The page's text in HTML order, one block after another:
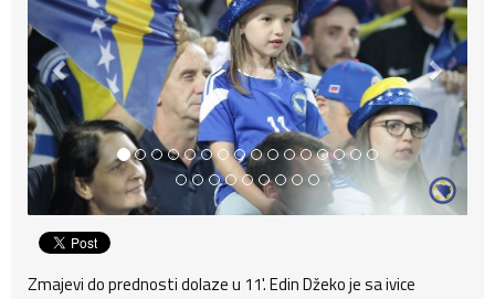
Zmajevi do prednosti dolaze u 11'. Edin Džeko je sa ivice